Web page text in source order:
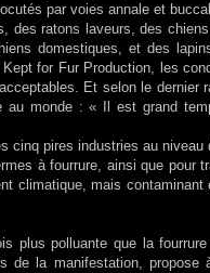
par voies annale et
des ratons laveurs, des
domestiques, et des
for Fur Production, les
Et selon le dernier
au monde : « Il est grand
cinq pires industries au
à fourrure, ainsi que pour
climatique, mais
plus polluante que la
de la manifestation,